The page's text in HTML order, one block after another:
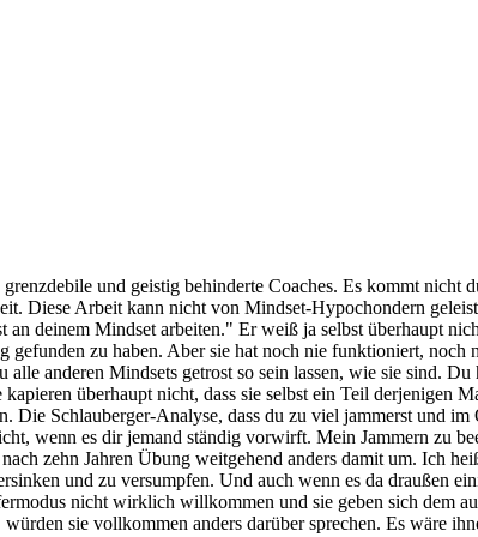
und geistig behinderte Coaches. Es kommt nicht
Diese Arbeit kann nicht von Mindset-Hypochondern
deinem Mindset arbeiten." Er weiß ja selbst überhaupt
zu haben. Aber sie hat noch nie funktioniert, noch
anderen Mindsets getrost so sein lassen, wie sie sind. Du
überhaupt nicht, dass sie selbst ein Teil derjenigen
Schlauberger-Analyse, dass du zu viel jammerst und im
wenn es dir jemand ständig vorwirft. Mein Jammern zu
zehn Jahren Übung weitgehend anders damit um. Ich
und zu versumpfen. Und auch wenn es da draußen
nicht wirklich willkommen und sie geben sich dem
sie vollkommen anders darüber sprechen. Es wäre